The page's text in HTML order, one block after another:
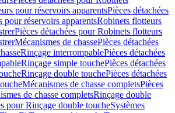
pour réservoirs apparentsPièces détachées
réservoirs apparentsRobinets flotteurs
Pièces détachées pour Robinets flotteurs
Mécanismes de chassePièces détachées
Rinçage interrompablePièces détachées
Rinçage simple touchePièces détachées
Rinçage double touchePièces détachées
Mécanismes de chasse completsPièces
de chasse completsRinçage double
pour Rinçage double toucheSystèmes